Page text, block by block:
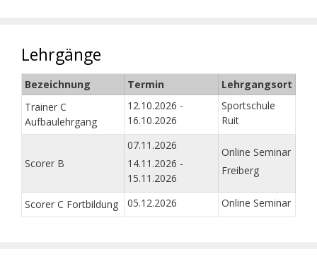
Lehrgänge
Bezeichnung Termin
Lehrgangsort
Trainer C
Aufbaulehrgang
12.10.2026 -
16.10.2026
Sportschule
Ruit
Scorer B
07.11.2026
14.11.2026 -
15.11.2026
Online Seminar
Freiberg
Scorer C Fortbildung 05.12.2026 Online Seminar